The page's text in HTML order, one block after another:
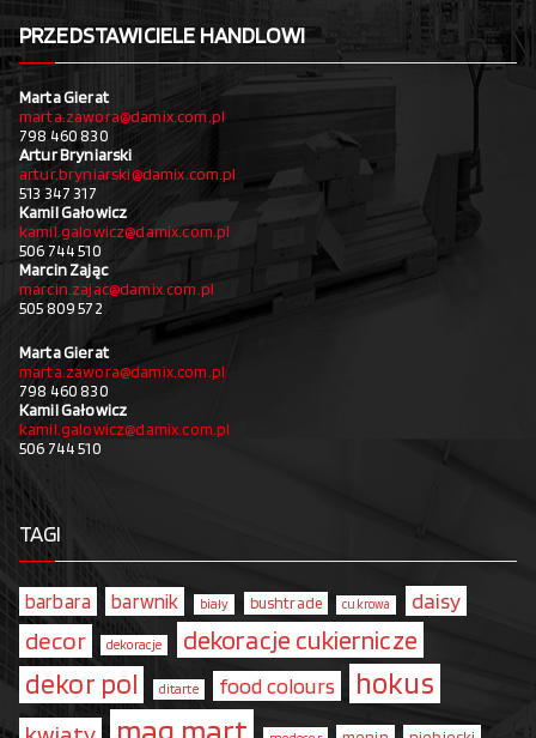
PRZEDSTAWICIELE HANDLOWI
Marta Gierat
marta.zawora@damix.com.pl
798 460 830
Artur Bryniarski
artur.bryniarski@damix.com.pl
513 347 317
Kamil Gałowicz
kamil.galowicz@damix.com.pl
506 744 510
Marcin Zając
marcin.zajac@damix.com.pl
505 809 572
Marta Gierat
marta.zawora@damix.com.pl
798 460 830
Kamil Gałowicz
kamil.galowicz@damix.com.pl
506 744 510
TAGI
barbara barwnik biały bushtrade cukrowa daisy
decor dekoracje dekoracje cukiernicze
dekor pol ditarte food colours hokus